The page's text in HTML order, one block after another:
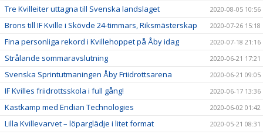
Tre Kvilleiter uttagna till Svenska landslaget 2020-08-05 10:56
Brons till IF Kville i Skövde 24-timmars, Riksmästerskap 2020-07-26 15:18
Fina personliga rekord i Kvillehoppet på Åby idag 2020-07-18 21:16
Strålande sommaravslutning 2020-06-21 17:21
Svenska Sprintutmaningen Åby Friidrottsarena 2020-06-21 09:05
IF Kvilles friidrottsskola i full gång! 2020-06-17 13:36
Kastkamp med Endian Technologies 2020-06-02 01:42
Lilla Kvillevarvet – löparglädje i litet format 2020-05-21 08:31